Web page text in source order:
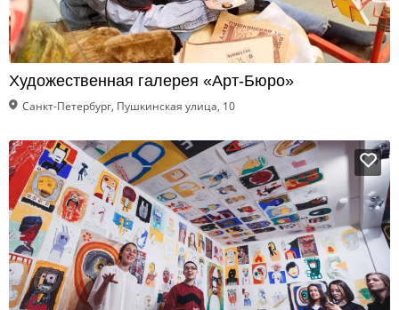
Художественная галерея «Арт-Бюро»
Санкт-Петербург, Пушкинская улица, 10